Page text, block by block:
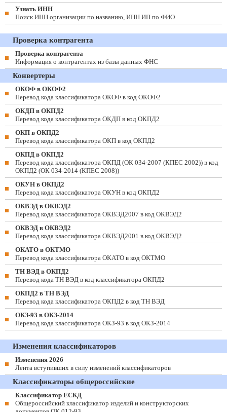
Узнать ИНН
Поиск ИНН организации по названию, ИНН ИП по ФИО
Проверка контрагента
Проверка контрагента
Информация о контрагентах из базы данных ФНС
Конвертеры
ОКОФ в ОКОФ2
Перевод кода классификатора ОКОФ в код ОКОФ2
ОКДП в ОКПД2
Перевод кода классификатора ОКДП в код ОКПД2
ОКП в ОКПД2
Перевод кода классификатора ОКП в код ОКПД2
ОКПД в ОКПД2
Перевод кода классификатора ОКПД (ОК 034-2007 (КПЕС 2002)) в код
ОКПД2 (ОК 034-2014 (КПЕС 2008))
ОКУН в ОКПД2
Перевод кода классификатора ОКУН в код ОКПД2
ОКВЭД в ОКВЭД2
Перевод кода классификатора ОКВЭД2007 в код ОКВЭД2
ОКВЭД в ОКВЭД2
Перевод кода классификатора ОКВЭД2001 в код ОКВЭД2
ОКАТО в ОКТМО
Перевод кода классификатора ОКАТО в код ОКТМО
ТН ВЭД в ОКПД2
Перевод кода ТН ВЭД в код классификатора ОКПД2
ОКПД2 в ТН ВЭД
Перевод кода классификатора ОКПД2 в код ТН ВЭД
ОКЗ-93 в ОКЗ-2014
Перевод кода классификатора ОКЗ-93 в код ОКЗ-2014
Изменения классификаторов
Изменения 2026
Лента вступивших в силу изменений классификаторов
Классификаторы общероссийские
Классификатор ЕСКД
Общероссийский классификатор изделий и конструкторских